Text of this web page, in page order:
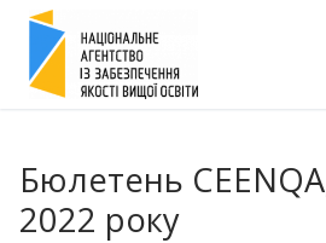
Перейти
вмісту
Бюлетень
2022 року